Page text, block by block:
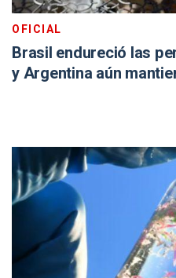
OFICIAL
Brasil endureció las
y Argentina aún